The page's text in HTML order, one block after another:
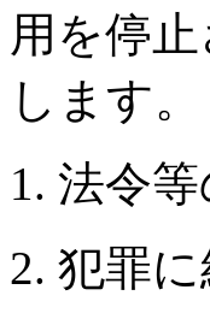
用を停
します。
1. 法令
2. 犯罪